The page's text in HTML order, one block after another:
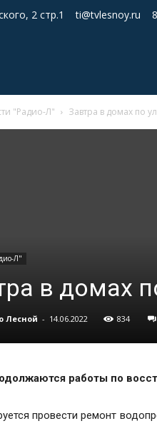
2 стр.1 ti@tvlesnoy.ru
"Радио-Л" Завтра в домах по
Л"
в домах
Лесной - 14.06.2022 834
работы по
провести ремонт